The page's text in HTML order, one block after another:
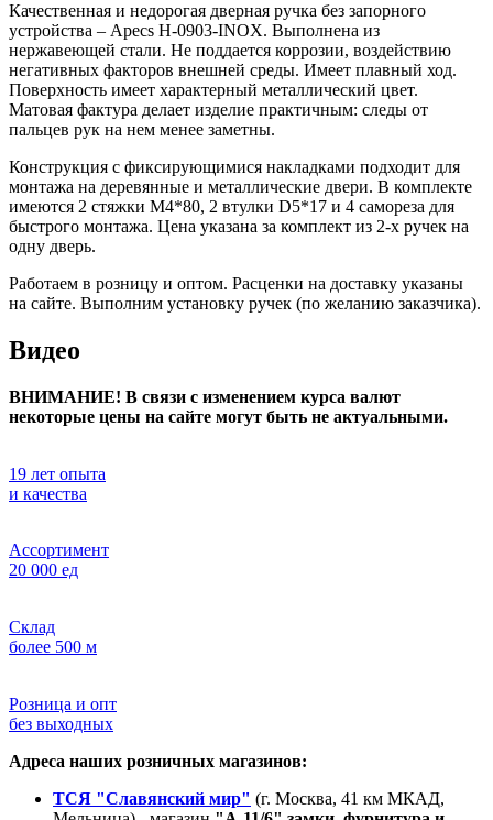
Качественная и недорогая дверная ручка без запорного
устройства – Apecs H-0903-INOX. Выполнена из
нержавеющей стали. Не поддается коррозии, воздействию
негативных факторов внешней среды. Имеет плавный ход.
Поверхность имеет характерный металлический цвет.
Матовая фактура делает изделие практичным: следы от
пальцев рук на нем менее заметны.
Конструкция с фиксирующимися накладками подходит для
монтажа на деревянные и металлические двери. В комплекте
имеются 2 стяжки М4*80, 2 втулки D5*17 и 4 самореза для
быстрого монтажа. Цена указана за комплект из 2-х ручек на
одну дверь.
Работаем в розницу и оптом. Расценки на доставку указаны
на сайте. Выполним установку ручек (по желанию заказчика).
Видео
ВНИМАНИЕ! В связи с изменением курса валют
некоторые цены на сайте могут быть не актуальными.
19 лет опыта
и качества
Ассортимент
20 000 ед
Склад
более 500 м
Розница и опт
без выходных
Адреса наших розничных магазинов:
ТСЯ "Славянский мир" (г. Москва, 41 км МКАД,